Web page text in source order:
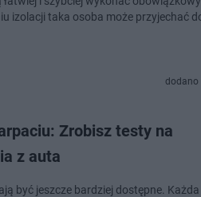
izolacji taka osoba może przyjechać
dodano
Zrobisz testy na
z auta
być jeszcze bardziej dostępne.